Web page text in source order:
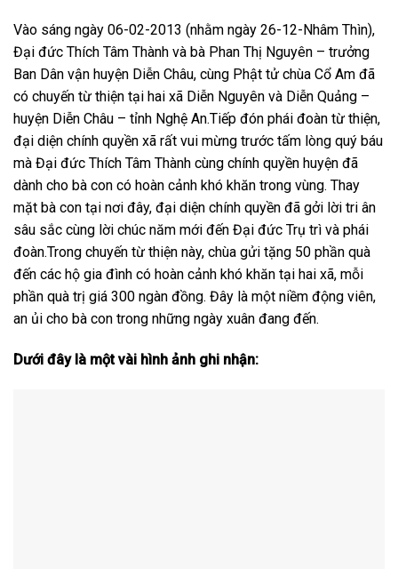
Vào sáng ngày 06-02-2013 (nhằm ngày 26-12-Nhâm Thìn),
Đại đức Thích Tâm Thành và bà Phan Thị Nguyên – trưởng
Ban Dân vận huyện Diễn Châu, cùng Phật tử chùa Cổ Am đã
có chuyến từ thiện tại hai xã Diễn Nguyên và Diễn Quảng –
huyện Diễn Châu – tỉnh Nghệ An.Tiếp đón phái đoàn từ thiện,
đại diện chính quyền xã rất vui mừng trước tấm lòng quý báu
mà Đại đức Thích Tâm Thành cùng chính quyền huyện đã
dành cho bà con có hoàn cảnh khó khăn trong vùng. Thay
mặt bà con tại nơi đây, đại diện chính quyền đã gởi lời tri ân
sâu sắc cùng lời chúc năm mới đến Đại đức Trụ trì và phái
đoàn.Trong chuyến từ thiện này, chùa gửi tặng 50 phần quà
đến các hộ gia đình có hoàn cảnh khó khăn tại hai xã, mỗi
phần quà trị giá 300 ngàn đồng. Đây là một niềm động viên,
an ủi cho bà con trong những ngày xuân đang đến.
Dưới đây là một vài hình ảnh ghi nhận: